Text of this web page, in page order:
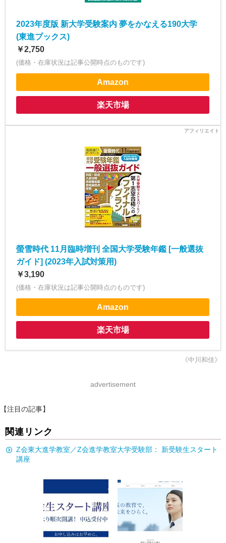
2023年度版 新大学受験案内 夢をかなえる190大学
(東進ブックス)
￥2,750
(価格・在庫状況は記事公開時点のものです)
Amazon
楽天市場
螢雪時代 11月臨時増刊 全国大学受験年鑑 [一般選抜
ガイド] (2023年入試対策用)
￥3,190
(価格・在庫状況は記事公開時点のものです)
Amazon
楽天市場
《中川和佳》
advertisement
【注目の記事】
関連リンク
Z会東大進学教室／Z会進学教室大学受験部： 新受験生スタート
講座